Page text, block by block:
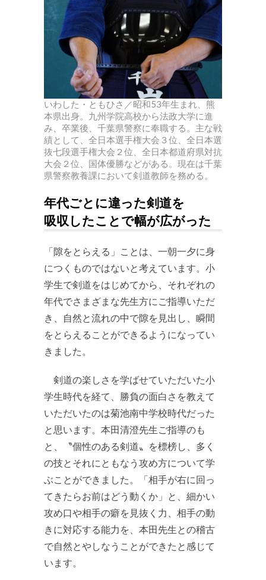
いわした・ともひさ／昭和53年生まれ、熊
本県出身。九州学院高校から法政大学に進
み、卒業後、千葉県警察に奉職する。主な戦
績として、全日本選手権大会３位、全日本選
抜七段選手権大会２位、全日本都道府県対抗
大会２位、国体優勝などがある。現在は千葉
県警察教養課において剣道教師を務める。
年代ごとに違った剣道を
吸収したことで幅が広がった
「隙をとらえる」ことは、一朝一夕に身
につくものではないと考えています。小
学生で剣道をはじめてから、それぞれの
年代でさまざまな先生方にご指導いただ
き、自然と流れの中で隙を見出し、瞬間
をとらえることができるようになってい
きました。
剣道の楽しさを学ばせていただいた小
学生時代を経て、勝負の面白さを教えて
いただいたのは菊池南中学校時代だった
と思います。本田清澄先生ご指導のも
と、〝個性のある剣道〟を標榜し、多く
の技とそれにともなう攻め方について学
ぶことができました。「相手が右に回っ
てきたらお前はどう動くか」と、細かい
攻め口や相手の癖を見抜く力、相手の動
きに対応する能力を、本田先生との稽古
で自然とやしなうことができたと感じて
います。